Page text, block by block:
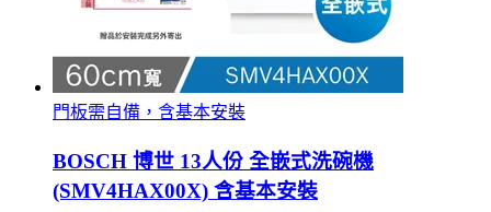
門板需自備，含基本安裝
BOSCH 博世 13人份 全嵌式洗碗機
(SMV4HAX00X) 含基本安裝